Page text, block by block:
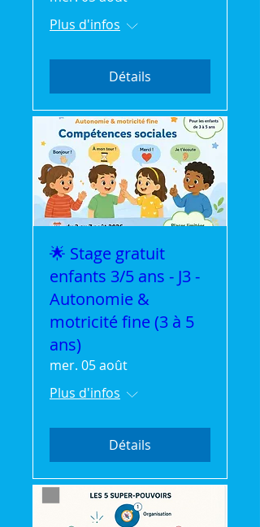
Plus d'infos
Détails
🌟 Stage gratuit
enfants 3/5 ans - J3 -
Autonomie &
motricité fine (3 à 5
ans)
mer. 05 août
Plus d'infos
Détails